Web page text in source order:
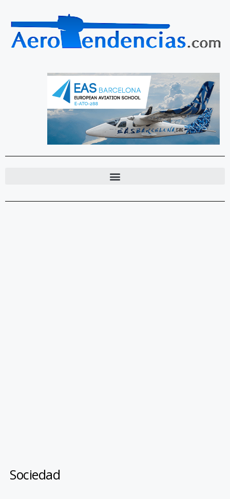
Sociedad